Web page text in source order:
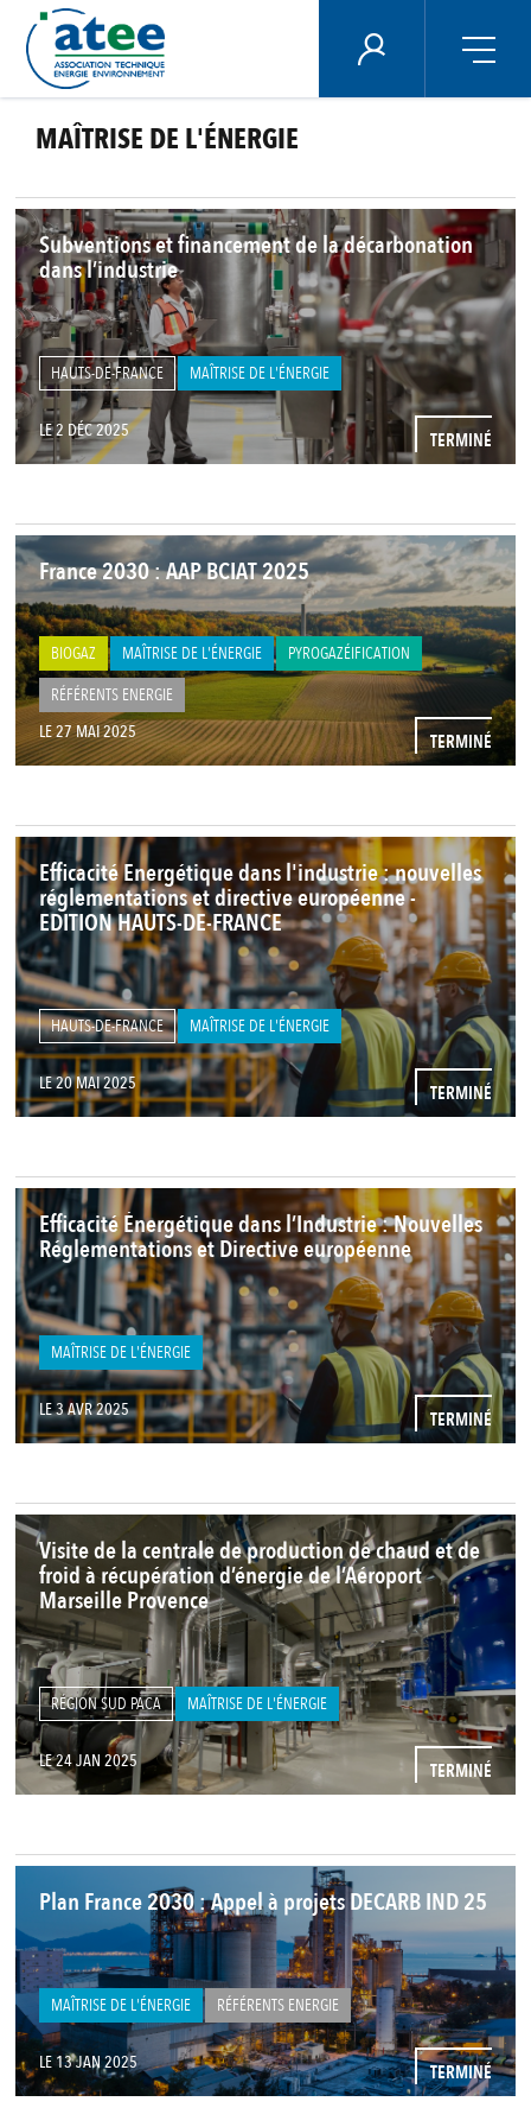
principal
ÉNERGIE PLUS
MAÎTRISE DE L'ÉNERGIE
Subventions et financement de la décarbonation
dans l’industrie
HAUTS-DE-FRANCE MAÎTRISE DE L'ÉNERGIE
LE 2 DÉC 2025 TERMINÉ
France 2030 : AAP BCIAT 2025
BIOGAZ MAÎTRISE DE L'ÉNERGIE
PYROGAZÉIFICATION
RÉFÉRENTS ENERGIE
LE 27 MAI 2025
TERMINÉ
Efficacité Energétique dans l'industrie : nouvelles
réglementations et directive européenne -
EDITION HAUTS-DE-FRANCE
HAUTS-DE-FRANCE MAÎTRISE DE L'ÉNERGIE
LE 20 MAI 2025 TERMINÉ
Efficacité Énergétique dans l’Industrie : Nouvelles
Réglementations et Directive européenne
MAÎTRISE DE L'ÉNERGIE
LE 3 AVR 2025 TERMINÉ
Visite de la centrale de production de chaud et de
froid à récupération d’énergie de l’Aéroport
Marseille Provence
RÉGION SUD PACA MAÎTRISE DE L'ÉNERGIE
LE 24 JAN 2025 TERMINÉ
Plan France 2030 : Appel à projets DECARB IND 25
MAÎTRISE DE L'ÉNERGIE RÉFÉRENTS ENERGIE
LE 13 JAN 2025 TERMINÉ
Panneau de gestion des cookies